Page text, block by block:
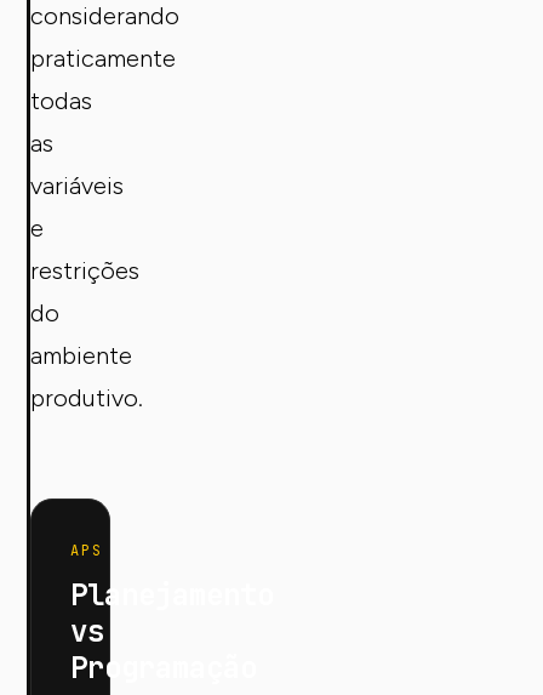
considerando
praticamente
todas
as
variáveis
e
restrições
do
ambiente
produtivo.
APS
Planejamento
vs
Programação